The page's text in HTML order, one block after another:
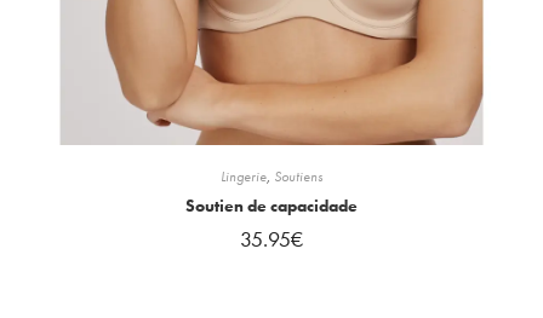
Lingerie, Soutiens
Soutien de capacidade
35.95€